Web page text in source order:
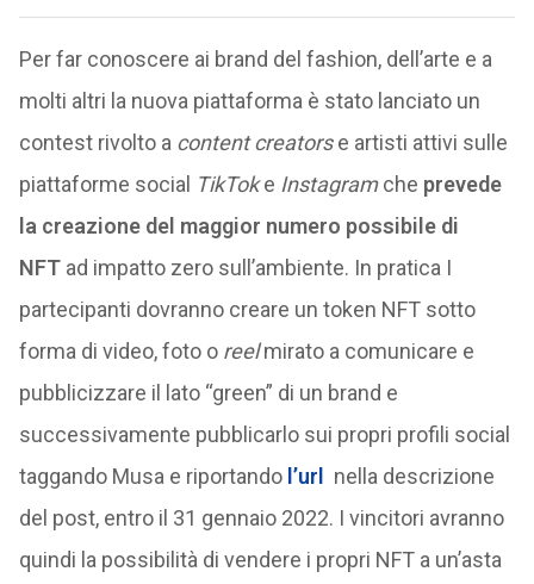
Per far conoscere ai brand del fashion, dell’arte e a
molti altri la nuova piattaforma è stato lanciato un
contest rivolto a content creatorse artisti attivi sulle
piattaforme social TikToke Instagramche prevede
la creazione del maggior numero possibile di
NFTad impatto zero sull’ambiente. In pratica I
partecipanti dovranno creare un token NFT sotto
forma di video, foto o reelmirato a comunicare e
pubblicizzare il lato “green” di un brand e
successivamente pubblicarlo sui propri profili social
taggando Musa e riportando l’url nella descrizione
del post, entro il 31 gennaio 2022. I vincitori avranno
quindi la possibilità di vendere i propri NFT a un’asta